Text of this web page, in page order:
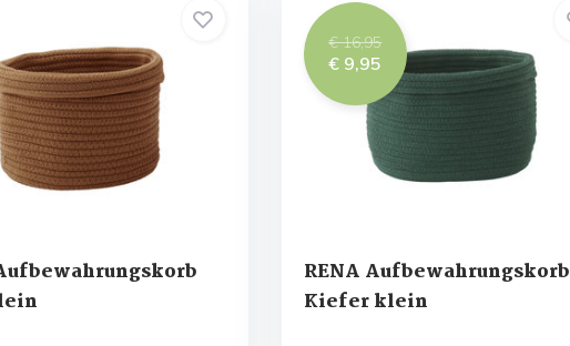
€ 16,95
€ 9,95
RENA Aufbewahrungskorb
Kiefer klein